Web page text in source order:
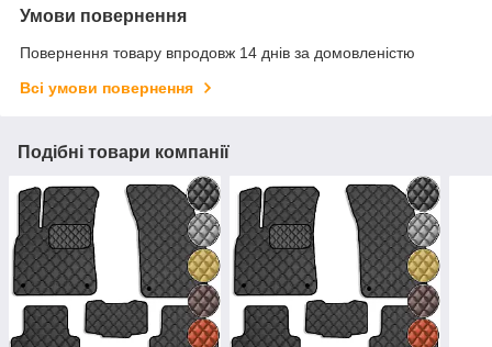
Умови повернення
Повернення товару впродовж 14 днів за домовленістю
Всі умови повернення
Подібні товари компанії